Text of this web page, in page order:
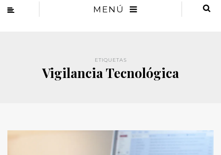
MENÚ
ETIQUETAS
Vigilancia Tecnológica